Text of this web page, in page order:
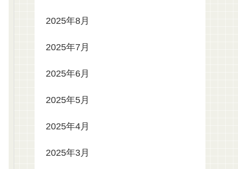
2025年8月
2025年7月
2025年6月
2025年5月
2025年4月
2025年3月